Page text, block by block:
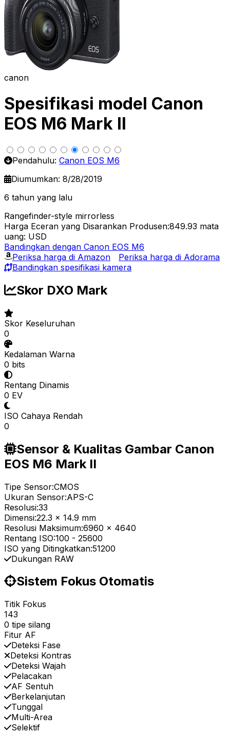
canon
Spesifikasi model Canon
EOS M6 Mark II
Pendahulu: Canon EOS M6
Diumumkan: 8/28/2019
6 tahun yang lalu
Rangefinder-style mirrorless
Harga Eceran yang Disarankan Produsen:849.93 mata
uang: USD
Bandingkan dengan Canon EOS M6
Periksa harga di Amazon
Periksa harga di Adorama
Bandingkan spesifikasi kamera
Skor DXO Mark
Skor Keseluruhan
0
Kedalaman Warna
0 bits
Rentang Dinamis
0 EV
ISO Cahaya Rendah
0
Sensor & Kualitas Gambar Canon
EOS M6 Mark II
Tipe Sensor:CMOS
Ukuran Sensor:APS-C
Resolusi:33
Dimensi:22.3 x 14.9 mm
Resolusi Maksimum:6960 x 4640
Rentang ISO:100 - 25600
ISO yang Ditingkatkan:51200
Dukungan RAW
Sistem Fokus Otomatis
Titik Fokus
143
0 tipe silang
Fitur AF
Deteksi Fase
Deteksi Kontras
Deteksi Wajah
Pelacakan
AF Sentuh
Berkelanjutan
Tunggal
Multi-Area
Selektif